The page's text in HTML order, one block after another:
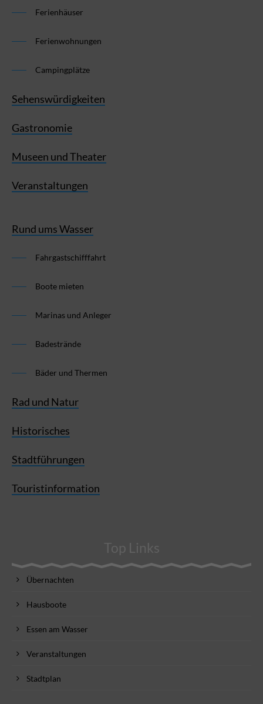
Ferienhäuser
Ferienwohnungen
Campingplätze
Sehenswürdigkeiten
Gastronomie
Museen und Theater
Veranstaltungen
Rund ums Wasser
Fahrgastschifffahrt
Boote mieten
Marinas und Anleger
Badestrände
Bäder und Thermen
Rad und Natur
Historisches
Stadtführungen
Touristinformation
Top Links
Übernachten
Hausboote
Essen am Wasser
Veranstaltungen
Stadtplan